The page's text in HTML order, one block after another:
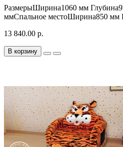
РазмерыШирина1060 мм
ммСпальное местоШирина850 мм
13 840.00 р.
В корзину